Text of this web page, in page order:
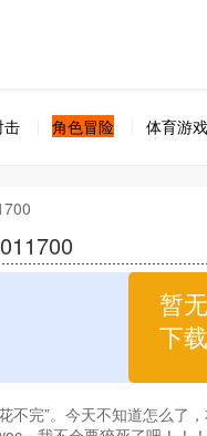
击 角色冒险 体育游戏
暂无
下载
不完”。今天不知道怎么了